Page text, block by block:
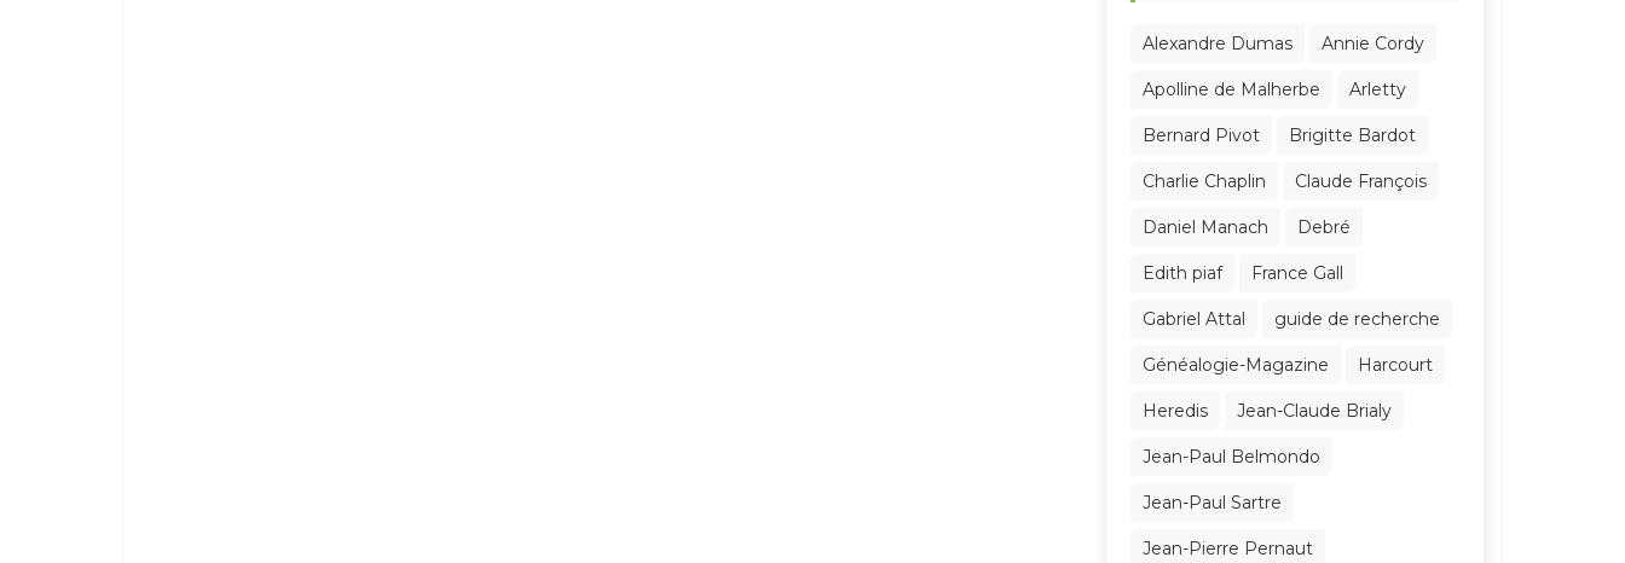
Alexandre Dumas Annie Cordy
Apolline de Malherbe Arletty
Bernard Pivot Brigitte Bardot
Charlie Chaplin Claude François
Daniel Manach Debré
Edith piaf France Gall
Gabriel Attal guide de recherche
Généalogie-Magazine Harcourt
Heredis Jean-Claude Brialy
Jean-Paul Belmondo
Jean-Paul Sartre
Jean-Pierre Pernaut